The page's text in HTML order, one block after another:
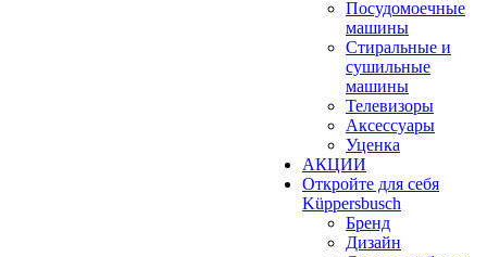
Посудомоечные
машины
Стиральные и
сушильные
машины
Телевизоры
Аксессуары
Уценка
АКЦИИ
Откройте для себя
Küppersbusch
Бренд
Дизайн